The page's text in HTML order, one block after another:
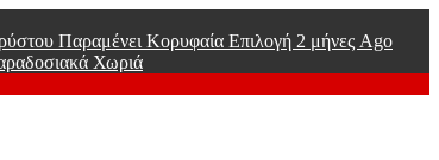
Παραμένει Κορυφαία Επιλογή 2 μήνες Ago
Χωριά